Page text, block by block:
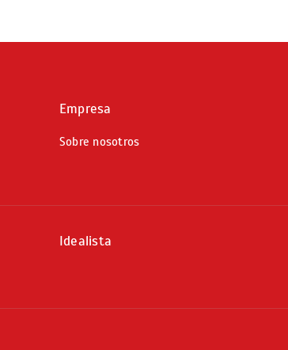
Empresa
Sobre nosotros
Idealista